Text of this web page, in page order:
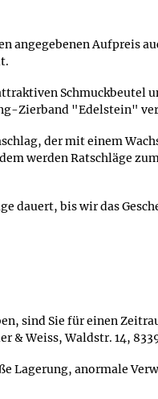
angegebenen Aufpreis
Schmuckbeutel
Zierband "Edelstein"
der mit einem
werden Ratschläge
dauert, bis wir das
sind Sie für einen
& Weiss, Waldstr. 14,
Lagerung, anormale